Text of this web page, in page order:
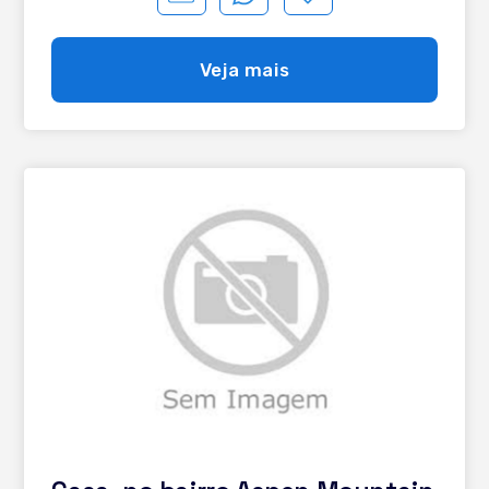
de máquinas e cozinhas; - Eletrodomésticos de última
geração; - Móveis folheados a ouro; - Mais de 100 lustres
de cristal; - Adega para mais de 1000 garrafas; - Hall de
entrada decorado; - Sala de jantar; - Sala de estar; - Sala
de cinema; - Mobiliado; - Piscina aquecida com cobertura
portas e janelas; - Sensores de temperatura em toda a
eletronicas em todos os acessos principais; - Câmeras de
segurança; - 4 vagas de garagem (2 externas e 2
Veja mais